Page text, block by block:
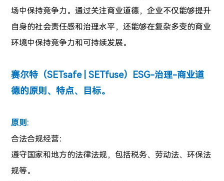
场中保持竞争力。通过关注商业道德，企业不仅能够提升
自身的社会责任感和治理水平，还能够在复杂多变的商业
环境中保持竞争力和可持续发展。
赛尔特（SETsafe | SETfuse）ESG-治理-商业道
德的原则、特点、目标。
原则:
合法合规经营：
遵守国家和地方的法律法规，包括税务、劳动法、环保法
规等。